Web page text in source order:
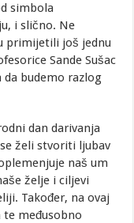
simbola
i slično. Ne
primijetili još jednu
Sande Sušac
da budemo razlog
dan darivanja
želi stvoriti ljubav
naš um
želje i ciljevi
Također, na ovaj
te međusobno